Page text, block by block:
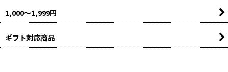
1,000〜1,999円
ギフト対応商品